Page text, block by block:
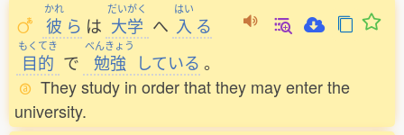
かれ
彼 ら は
だいがく
大学 へ
はい
入 る
もくてき
目的 で
べんきょう
勉強 している 。
They study in order that they may enter the
university.